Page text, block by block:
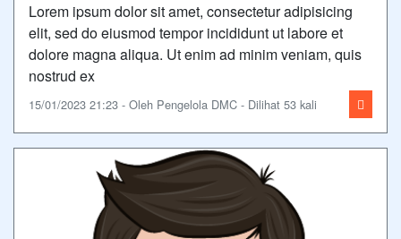
Lorem ipsum dolor sit amet, consectetur adipisicing
elit, sed do eiusmod tempor incididunt ut labore et
dolore magna aliqua. Ut enim ad minim veniam, quis
nostrud ex
15/01/2023 21:23 - Oleh Pengelola DMC - Dilihat 53 kali